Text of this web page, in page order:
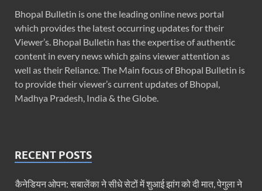
Bhopal Bulletin is one the leading online news portal
which provides the latest occurring updates for their
Viewer’s. Bhopal Bulletin has the expertise of authentic
content in every news which gains viewer attention as
well as their Reliance. The Main focus of Bhopal Bulletin is
to provide their viewer’s current updates of Bhopal,
Madhya Pradesh, India & the Globe.
RECENT POSTS
कैनेडियन ओपन: सबालेंका ने सीधे सेटों में शुआई झांग को दी मात, पेगुला ने